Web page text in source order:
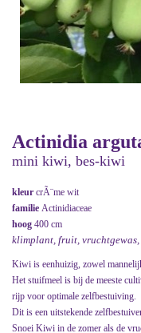
Actinidia
mini kiwi, bes-kiwi
kleur crÃ¨me wit
familie Actinidiaceae
hoog 400 cm
klimplant, fruit,
Kiwi is eenhuizig, zowel
Het stuifmeel is bij de meeste
rijp voor optimale zelfbestuiving.
Dit is een uitstekende
Snoei Kiwi in de zomer als de